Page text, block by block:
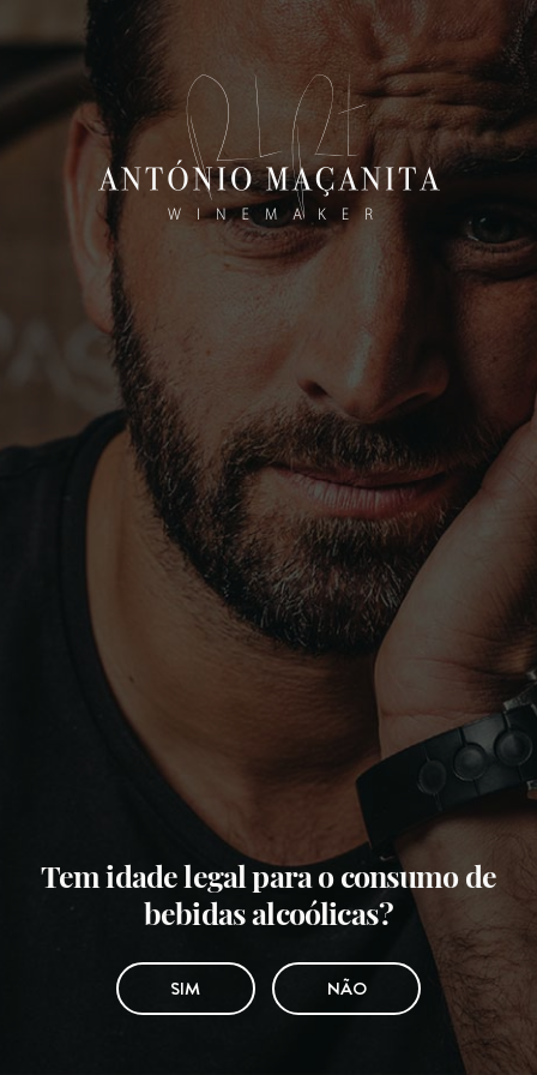
Tem idade legal para o consumo de
bebidas alcoólicas?
SIM NÃO